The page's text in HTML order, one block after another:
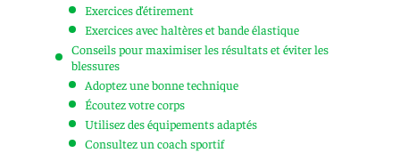
Exercices d’étirement
Exercices avec haltères et bande élastique
Conseils pour maximiser les résultats et éviter les
blessures
Adoptez une bonne technique
Écoutez votre corps
Utilisez des équipements adaptés
Consultez un coach sportif